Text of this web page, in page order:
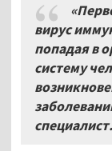
вирус
попадая в
систему
специалист.